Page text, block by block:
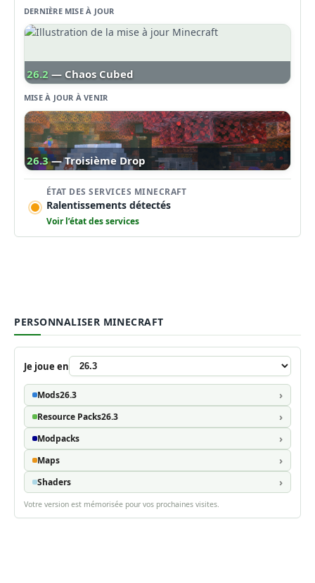
DERNIÈRE MISE À JOUR
26.2 — Chaos Cubed
MISE À JOUR À VENIR
26.3 — Troisième Drop
ÉTAT DES SERVICES MINECRAFT
Ralentissements détectés
Voir l’état des services
PERSONNALISER MINECRAFT
Je joue en
Mods26.3
Resource Packs26.3
Modpacks
Maps
Shaders
Votre version est mémorisée pour vos prochaines visites.